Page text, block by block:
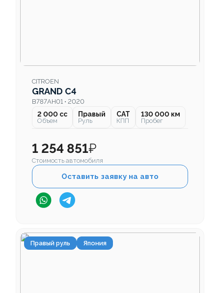
CITROEN
GRAND C4
B787AH01 • 2020
2 000 cc
Объем
Правый
Руль
CAT
КПП
130 000 км
Пробег
1 254 851₽
Стоимость автомобиля
Оставить заявку на авто
Правый руль Япония